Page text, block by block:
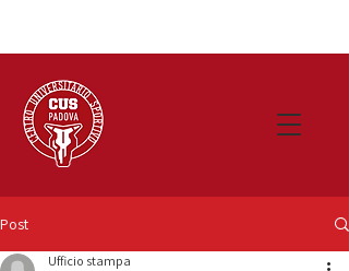
Post
Ufficio stampa